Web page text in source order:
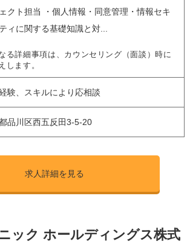
クト担当 ・個人情報・同意管理・情報セキ
ィに関する基礎知識と対...
る詳細事項は、カウンセリング（面談）時に
します。
験、スキルにより応相談
品川区西五反田3-5-20
求人詳細を見る
ック ホールディングス株式